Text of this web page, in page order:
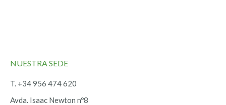
NUESTRA SEDE
T. +34 956 474 620
Avda. Isaac Newton nº8